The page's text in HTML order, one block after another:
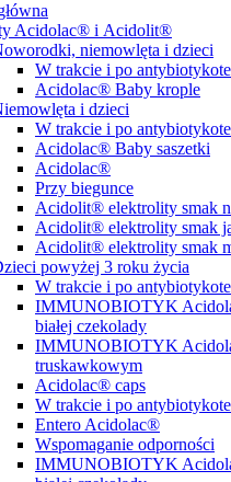
Acidolac® i Acidolit®
niemowlęta i dzieci
W trakcie i po
Acidolac® Baby krople
i dzieci
W trakcie i po
Acidolac® Baby saszetki
Acidolac®
Przy biegunce
Acidolit® elektrolity smak
Acidolit® elektrolity smak
Acidolit® elektrolity smak
powyżej 3 roku życia
W trakcie i po
IMMUNOBIOTYK
białej czekolady
IMMUNOBIOTYK
truskawkowym
Acidolac® caps
W trakcie i po
Entero Acidolac®
Wspomaganie odporności
IMMUNOBIOTYK